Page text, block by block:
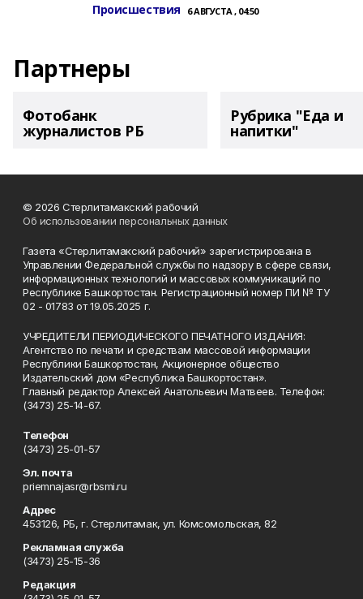
Происшествия 6 АВГУСТА , 04:50
Партнеры
Фотобанк
журналистов РБ
Рубрика "Еда и
напитки"
© 2026 Стерлитамакский рабочий
Об использовании персональных данных
Газета «Стерлитамакский рабочий» зарегистрирована в
Управлении Федеральной службы по надзору в сфере связи,
информационных технологий и массовых коммуникаций по
Республике Башкортостан. Регистрационный номер ПИ № ТУ
02 - 01783 от 19.05.2025 г.
УЧРЕДИТЕЛИ ПЕРИОДИЧЕСКОГО ПЕЧАТНОГО ИЗДАНИЯ:
Агентство по печати и средствам массовой информации
Республики Башкортостан, Акционерное общество
Издательский дом «Республика Башкортостан».
Главный редактор Алексей Анатольевич Матвеев. Телефон:
(3473) 25-14-67.
Телефон
(3473) 25-01-57
Эл. почта
priemnajasr@rbsmi.ru
Адрес
453126, РБ, г. Стерлитамак, ул. Комсомольская, 82
Рекламная служба
(3473) 25-15-36
Редакция